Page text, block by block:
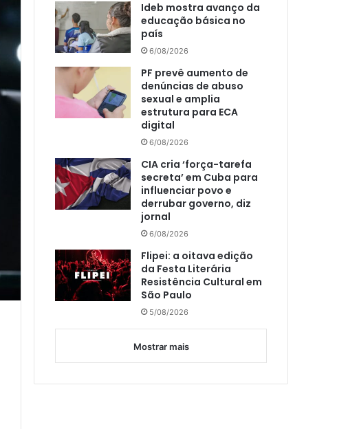
Ideb mostra avanço da
educação básica no
país
6/08/2026
PF prevê aumento de
denúncias de abuso
sexual e amplia
estrutura para ECA
digital
6/08/2026
CIA cria ‘força-tarefa
secreta’ em Cuba para
influenciar povo e
derrubar governo, diz
jornal
6/08/2026
Flipei: a oitava edição
da Festa Literária
Resistência Cultural em
São Paulo
5/08/2026
Mostrar mais